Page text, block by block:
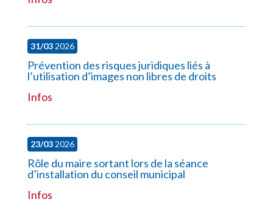
31/032026
Prévention des risques juridiques liés à
l’utilisation d’images non libres de droits
Infos
23/032026
Rôle du maire sortant lors de la séance
d’installation du conseil municipal
Infos